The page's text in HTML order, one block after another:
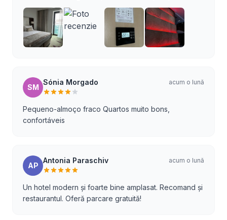
SM
Sónia Morgado acum o lună
Pequeno-almoço fraco Quartos muito bons,
confortáveis
AP
Antonia Paraschiv acum o lună
Un hotel modern și foarte bine amplasat. Recomand și
restaurantul. Oferă parcare gratuită!